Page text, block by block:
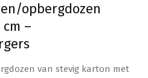
opbergdozen
–
van stevig karton met